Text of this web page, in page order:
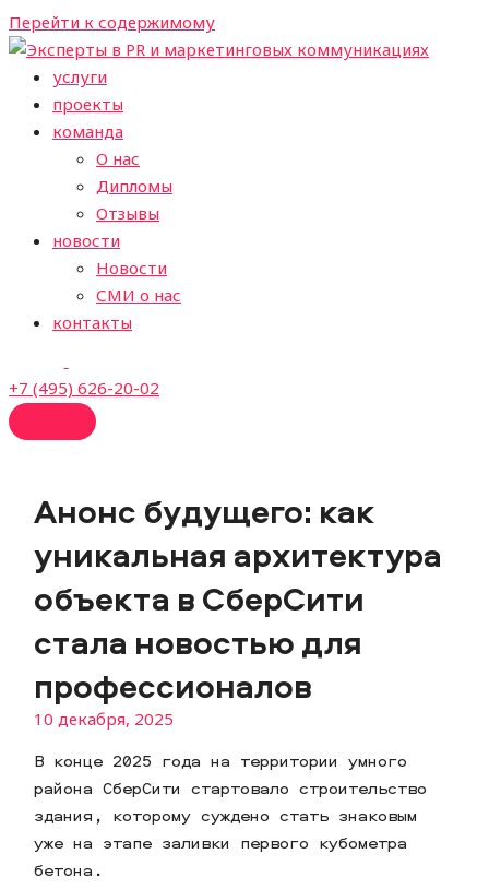
Перейти к содержимому
услуги
проекты
команда
О нас
Дипломы
Отзывы
новости
Новости
СМИ о нас
контакты
+7 (495) 626-20-02
Анонс будущего: как
уникальная архитектура
объекта в СберСити
стала новостью для
профессионалов
10 декабря, 2025
В конце 2025 года на территории умного
района СберСити стартовало строительство
здания, которому суждено стать знаковым
уже на этапе заливки первого кубометра
бетона.